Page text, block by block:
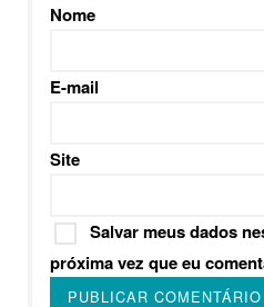
Nome
E-mail
Site
Salvar meus dados
próxima vez que eu